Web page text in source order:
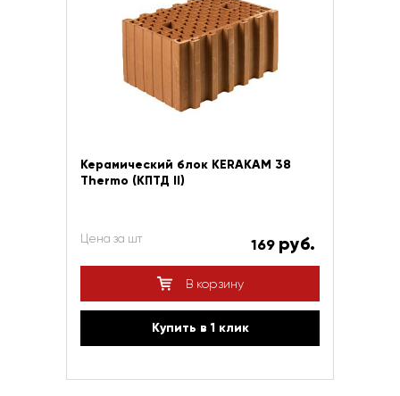
Керамический блок KERAKAM 38
Thermo (КПТД II)
Цена за шт 169 руб.
В корзину
Купить в 1 клик